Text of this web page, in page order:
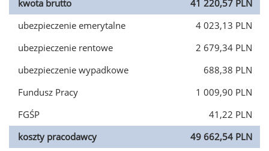
kwota brutto
41 220,57 PLN
ubezpieczenie emerytalne
4 023,13 PLN
ubezpieczenie rentowe
2 679,34 PLN
ubezpieczenie wypadkowe
688,38 PLN
Fundusz Pracy
1 009,90 PLN
FGŚP
41,22 PLN
koszty pracodawcy
49 662,54 PLN